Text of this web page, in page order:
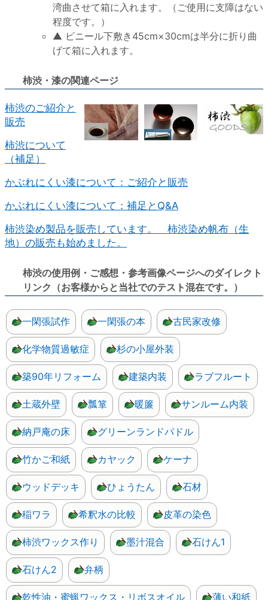
湾曲させて箱に入れます。（ご使用に支障はない
程度です。）
▲ ビニール下敷き45cm×30cmは半分に折り曲
げて箱に入れます。
柿渋・漆の関連ページ
柿渋のご紹介と
販売
柿渋について
（補足）
かぶれにくい漆について：ご紹介と販売
かぶれにくい漆について：補足とQ&A
柿渋染め製品を販売しています。 柿渋染め帆布（生
地）の販売も始めました。
柿渋の使用例・ご感想・参考画像ページへのダイレクト
リンク（お客様からと当社でのテスト混在です。）
一閑張試作 一閑張の本 古民家改修
化学物質過敏症 杉の小屋外装
築90年リフォーム 建築内装 ラブフルート
土蔵外壁 瓢箪 暖簾 サンルーム内装
納戸庵の床 グリーンランドパドル
竹かご和紙 カヤック ケーナ
ウッドデッキ ひょうたん 石材
稲ワラ 希釈水の比較 皮革の染色
柿渋ワックス作り 墨汁混合 石けん1
石けん2 弁柄
乾性油・蜜蝋ワックス・リボスオイル 薄い和紙